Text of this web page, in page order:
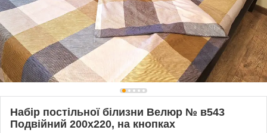
Набір постільної білизни Велюр № в543
Подвійний 200х220, на кнопках